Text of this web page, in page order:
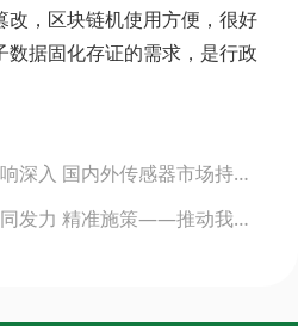
改，区块链机使用方便，很好
据固化存证的需求，是行政
上一篇: 信息技术应用影响深入 国内外传感器市场持续增长
下一篇: 人民政协网：协同发力 精准施策——推动我国仪器仪表行业高质量发展